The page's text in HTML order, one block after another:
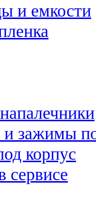
и емкости
и зажимы
корпус
сервисе